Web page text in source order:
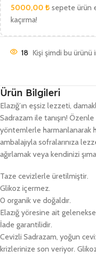
5000,00 ₺ sepete ürün
kaçırma!
18 Kişi şimdi bu ürünü
Ürün Bilgileri
Elazığ’ın eşsiz lezzeti,
Sadrazam ile tanışın!
yöntemlerle harmanlanarak
ambalajıyla sofralarınıza
ağırlamak veya kendinizi
Taze cevizlerle üretilmiştir.
Glikoz içermez.
0 organik ve doğaldır.
Elazığ yöresine ait
İade garantilidir.
Cevizli Sadrazam, yoğun
krizlerinize son veriyor.